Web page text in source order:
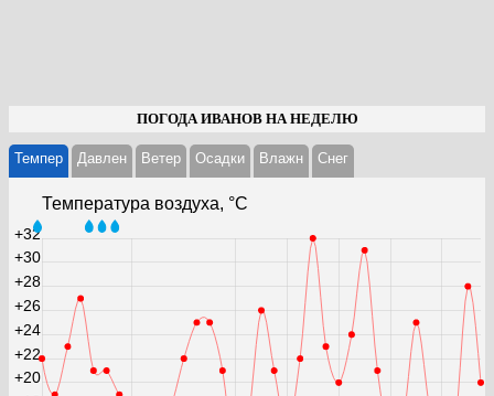
ПОГОДА ИВАНОВ НА НЕДЕЛЮ
Темпер Давлен Ветер Осадки Влажн Cнег
Температура воздуха, °С
+20
+22
+24
+26
+28
+30
+32